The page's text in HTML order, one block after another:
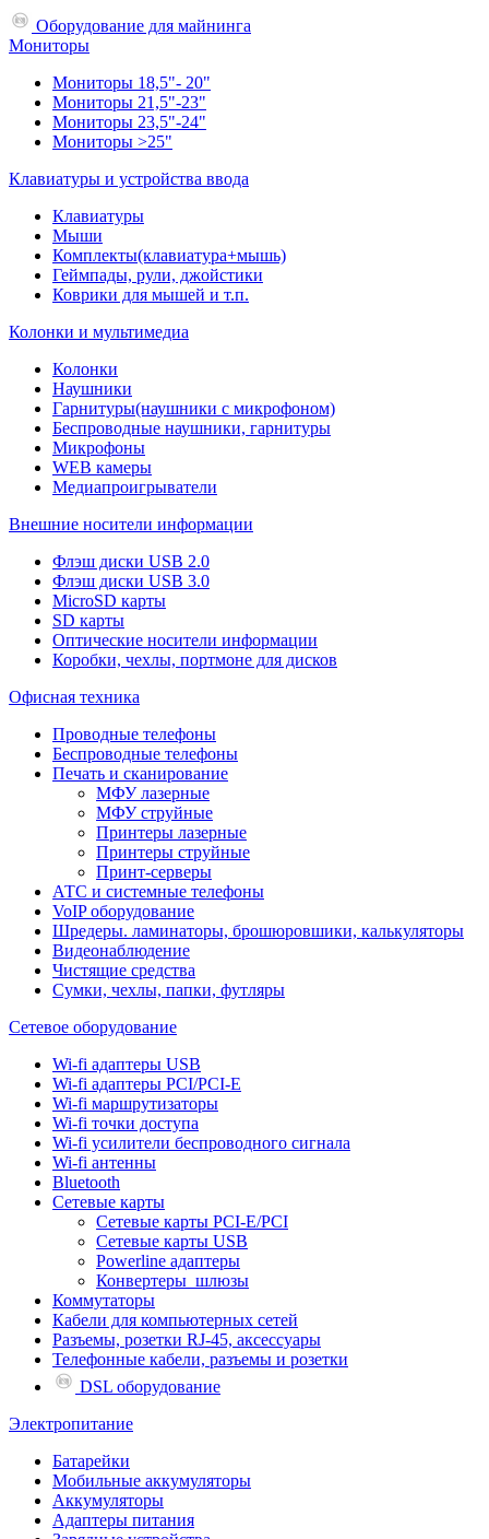
Оборудование для майнинга
Мониторы
Мониторы 18,5"- 20"
Мониторы 21,5"-23"
Мониторы 23,5"-24"
Мониторы >25"
Клавиатуры и устройства ввода
Клавиатуры
Мыши
Комплекты(клавиатура+мышь)
Геймпады, рули, джойстики
Коврики для мышей и т.п.
Колонки и мультимедиа
Колонки
Наушники
Гарнитуры(наушники с микрофоном)
Беспроводные наушники, гарнитуры
Микрофоны
WEB камеры
Медиапроигрыватели
Внешние носители информации
Флэш диски USB 2.0
Флэш диски USB 3.0
MicroSD карты
SD карты
Оптические носители информации
Коробки, чехлы, портмоне для дисков
Офисная техника
Проводные телефоны
Беспроводные телефоны
Печать и сканирование
МФУ лазерные
МФУ струйные
Принтеры лазерные
Принтеры струйные
Принт-серверы
АТС и системные телефоны
VoIP оборудование
Шредеры. ламинаторы, брошюровшики, калькуляторы
Видеонаблюдение
Чистящие средства
Сумки, чехлы, папки, футляры
Сетевое оборудование
Wi-fi адаптеры USB
Wi-fi адаптеры PCI/PCI-E
Wi-fi маршрутизаторы
Wi-fi точки доступа
Wi-fi усилители беспроводного сигнала
Wi-fi антенны
Bluetooth
Сетевые карты
Сетевые карты PCI-E/PCI
Сетевые карты USB
Powerline адаптеры
Конвертеры_шлюзы
Коммутаторы
Кабели для компьютерных сетей
Разъемы, розетки RJ-45, аксессуары
Телефонные кабели, разъемы и розетки
DSL оборудование
Электропитание
Батарейки
Мобильные аккумуляторы
Аккумуляторы
Адаптеры питания